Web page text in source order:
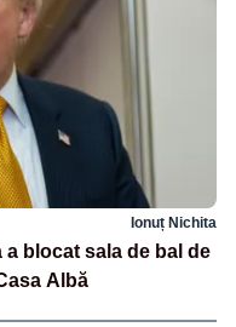
Ionuț Nichita
blocat sala de bal de
Albă